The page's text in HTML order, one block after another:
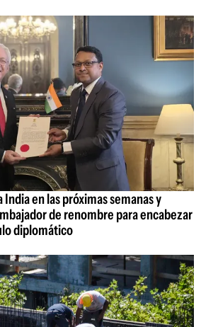
en las próximas semanas y
de renombre para encabezar
diplomático